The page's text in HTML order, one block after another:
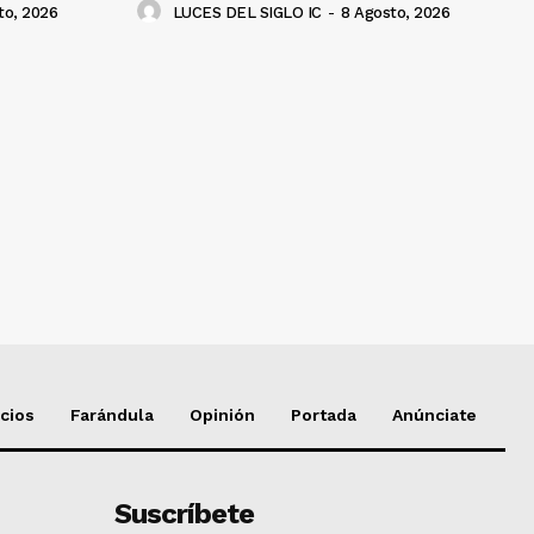
2026 LUCES DEL SIGLO IC - 8 Agosto, 2026
Farándula Opinión Portada Anúnciate
Suscríbete